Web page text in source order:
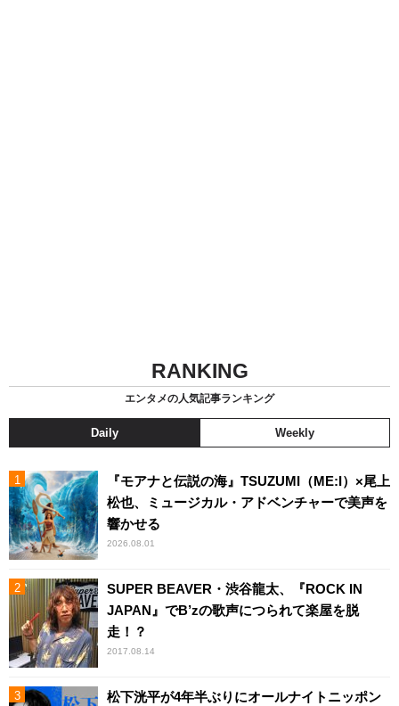
RANKING
エンタメの人気記事ランキング
Daily Weekly
『モアナと伝説の海』TSUZUMI（ME:I）×尾上
松也、ミュージカル・アドベンチャーで美声を
響かせる
2026.08.01
SUPER BEAVER・渋谷龍太、『ROCK IN
JAPAN』でB’zの歌声につられて楽屋を脱
走！？
2017.08.14
松下洸平が4年半ぶりにオールナイトニッポン